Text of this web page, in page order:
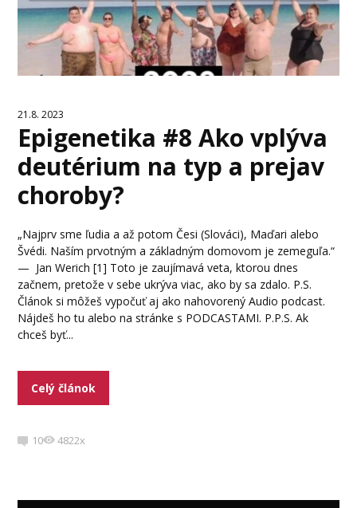
21.8. 2023
Epigenetika #8 Ako vplýva
deutérium na typ a prejav
choroby?
„Najprv sme ľudia a až potom Česi (Slováci), Maďari alebo
Švédi. Naším prvotným a základným domovom je zemeguľa.“
— Jan Werich [1] Toto je zaujímavá veta, ktorou dnes
začnem, pretože v sebe ukrýva viac, ako by sa zdalo. P.S.
Článok si môžeš vypočuť aj ako nahovorený Audio podcast.
Nájdeš ho tu alebo na stránke s PODCASTAMI. P.P.S. Ak
chceš byť...
Celý článok
10 4822x